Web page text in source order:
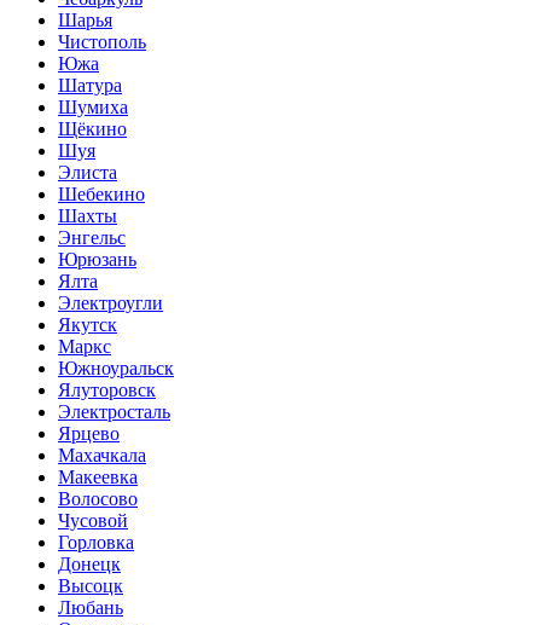
Шарья
Чистополь
Южа
Шатура
Шумиха
Щёкино
Шуя
Элиста
Шебекино
Шахты
Энгельс
Юрюзань
Ялта
Электроугли
Якутск
Маркс
Южноуральск
Ялуторовск
Электросталь
Ярцево
Махачкала
Макеевка
Волосово
Чусовой
Горловка
Донецк
Высоцк
Любань